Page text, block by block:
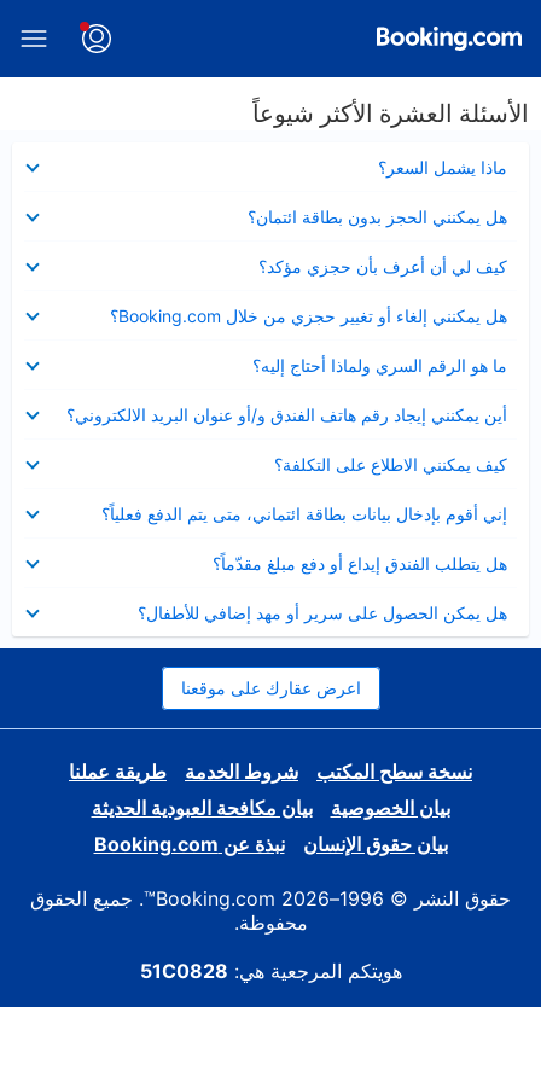
الأسئلة العشرة الأكثر شيوعاً
ماذا يشمل السعر؟
مصغر
هل يمكنني الحجز بدون بطاقة ائتمان؟
مصغر
كيف لي أن أعرف بأن حجزي مؤكد؟
مصغر
هل يمكنني إلغاء أو تغيير حجزي من خلال Booking.com؟
مصغر
ما هو الرقم السري ولماذا أحتاج إليه؟
مصغر
أين يمكنني إيجاد رقم هاتف الفندق و/أو عنوان البريد الالكتروني؟
عرض
مصغر
كيف يمكنني الاطلاع على التكلفة؟
مصغر
إني أقوم بإدخال بيانات بطاقة ائتماني، متى يتم الدفع فعلياً؟
مصغر
هل يتطلب الفندق إيداع أو دفع مبلغ مقدّماً؟
مصغر
هل يمكن الحصول على سرير أو مهد إضافي للأطفال؟
مصغر
اعرض عقارك على موقعنا
نسخة سطح المكتب شروط الخدمة
طريقة عملنا
بيان الخصوصية
بيان مكافحة العبودية الحديثة
بيان حقوق الإنسان
نبذة عن Booking.com
حقوق النشر © 1996–2026 Booking.com™. جميع الحقوق
محفوظة.
هويتكم المرجعية هي: 51C0828